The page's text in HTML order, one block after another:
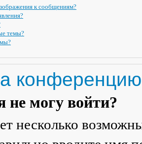
к сообщениям?
темы?
не могу войти?
несколько